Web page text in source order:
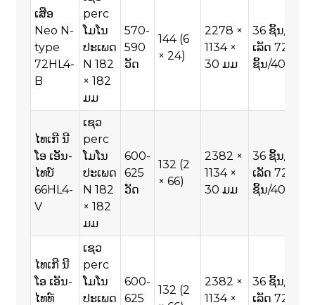
ເສືອ
Neo N-
type
72HL4-
B
perc
ໂມໂນ
ປະເພດ
N 182
× 182
ມມ
570-
590
ວັດ
144 (6
× 24)
2278 ×
1134 ×
30 ມມ
36 ຊິ້ນ/ພາ
ເລັດ 720
ຊິ້ນ/40HQ
ໄທເກີ ນີ
ໂອ ເອັນ-
ໄທບ໌
66HL4-
V
ເຊວ
perc
ໂມໂນ
ປະເພດ
N 182
× 182
ມມ
600-
625
ວັດ
132 (2
× 66)
2382 ×
1134 ×
30 ມມ
36 ຊິ້ນ/ພາ
ເລັດ 720
ຊິ້ນ/40HQ
ໄທເກີ ນີ
ໂອ ເອັນ-
ໄທທ໌
ເຊວ
perc
ໂມໂນ
ປະເພດ
600-
625
132 (2
2382 ×
1134 ×
36 ຊິ້ນ/ພາ
ເລັດ 720